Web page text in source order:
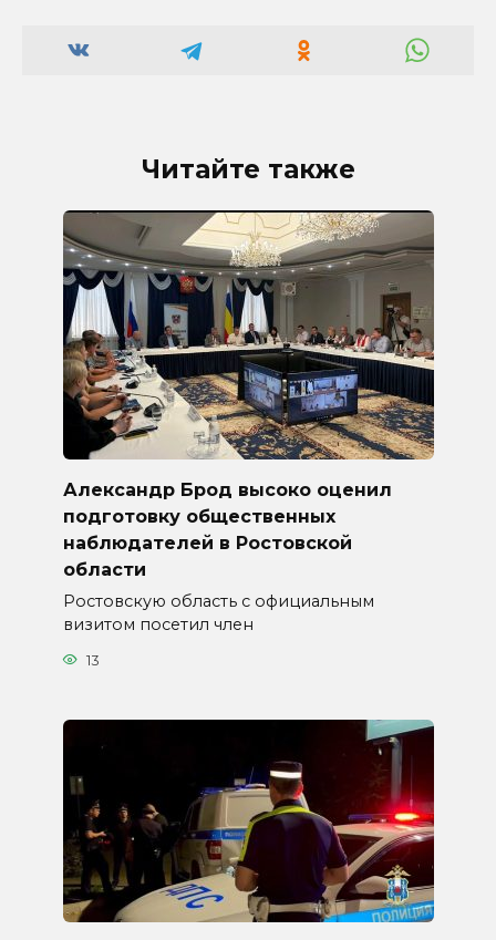
Читайте также
Александр Брод высоко оценил
подготовку общественных
наблюдателей в Ростовской
области
Ростовскую область с официальным
визитом посетил член
13